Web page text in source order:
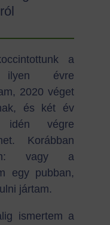
a
ilyen évre
2020 véget
és két év
végre
Korábban
vagy a
egy pubban,
jártam.
ismertem a